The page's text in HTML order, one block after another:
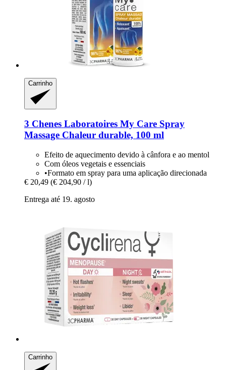
Carrinho
3 Chenes Laboratoires My Care Spray
Massage Chaleur durable, 100 ml
Efeito de aquecimento devido à cânfora e ao mentol
Com óleos vegetais e essenciais
•Formato em spray para uma aplicação direcionada
€ 20,49 (€ 204,90 / l)
Entrega até 19. agosto
Carrinho